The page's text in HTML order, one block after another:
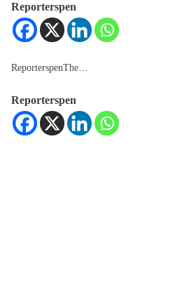
Reporterspen
ReporterspenThe…
Reporterspen